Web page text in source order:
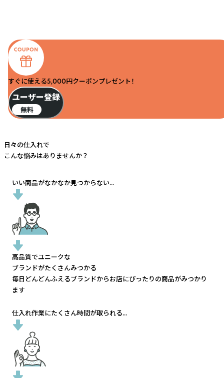
すぐに使える5,000円クーポンプレゼント！
ユーザー登録
無料
日々の仕入れで
こんな悩みはありませんか？
いい商品がなかなか見つからない...
高品質でユニークな
ブランドがたくさんみつかる
毎日どんどんふえるブランドからお店にぴったりの商品がみつかり
ます
仕入れ作業にたくさん時間が取られる...